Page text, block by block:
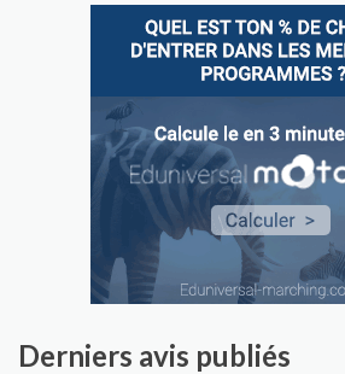
Derniers avis publiés